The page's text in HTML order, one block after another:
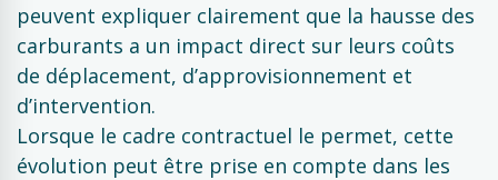
peuvent expliquer clairement que la hausse des
carburants a un impact direct sur leurs coûts
de déplacement, d’approvisionnement et
d’intervention.
Lorsque le cadre contractuel le permet, cette
évolution peut être prise en compte dans les